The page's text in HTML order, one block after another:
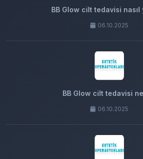
BB Glow cilt tedavisi nasıl
06.10.2025
BB Glow cilt tedavisi
06.10.2025